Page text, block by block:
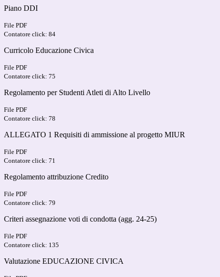
Piano DDI
File PDF
Contatore click: 84
Curricolo Educazione Civica
File PDF
Contatore click: 75
Regolamento per Studenti Atleti di Alto Livello
File PDF
Contatore click: 78
ALLEGATO 1 Requisiti di ammissione al progetto MIUR
File PDF
Contatore click: 71
Regolamento attribuzione Credito
File PDF
Contatore click: 79
Criteri assegnazione voti di condotta (agg. 24-25)
File PDF
Contatore click: 135
Valutazione EDUCAZIONE CIVICA